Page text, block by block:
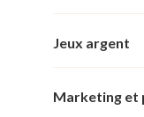
Jeux argent
Marketing et